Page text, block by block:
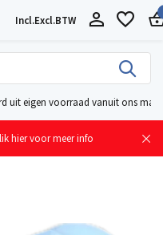
Incl.Excl.BTW
ons magazijn in Nederland
hier voor meer info